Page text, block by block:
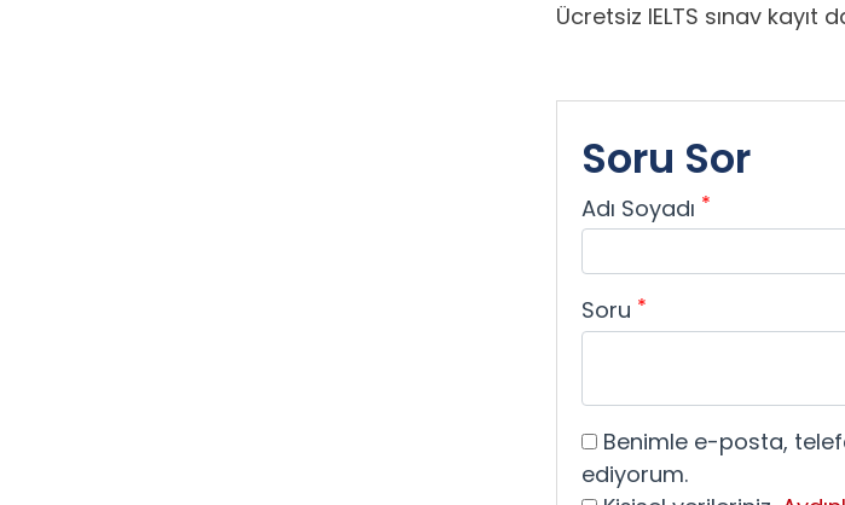
Ücretsiz IELTS sınav kayıt
Soru Sor
Adı Soyadı *
Soru *
Benimle e-posta,
ediyorum.